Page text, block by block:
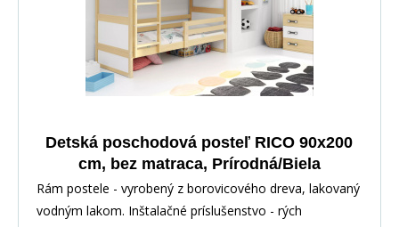
Detská poschodová posteľ RICO 90x200
cm, bez matraca, Prírodná/Biela
Rám postele - vyrobený z borovicového dreva, lakovaný
vodným lakom. Inštalačné príslušenstvo - rých